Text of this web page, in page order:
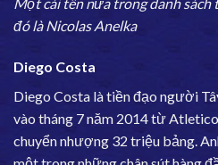
đó là Nicolas Anelka
Diego Costa
Diego Costa là tiền đạo người
vào tháng 7 năm 2014 từ
chuyển nhượng 32 triệu bảng.